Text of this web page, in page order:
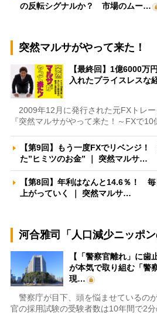
の反転シグナルか？ 市場のムー…
突然マルサがやって来た！
【最終回】1億6000万
入れたプライスレスな
2009年12月に発行された元FXトレ
『突然マルサがやって来た！～FXで10
【第9回】もう一度FXでリベンジ
た”ヒミツのお金” ｜ 突然マルサ…
【第8回】年利はなんと14.6％！
上がっていく ｜ 突然マルサ…
河合雅司「人口減少ニッポン
【「警察官離れ」に歯
が本気で取り組む「
現…
警察庁が目下、頭を悩ませているの
官の採用試験の受験者数は10年間で2分